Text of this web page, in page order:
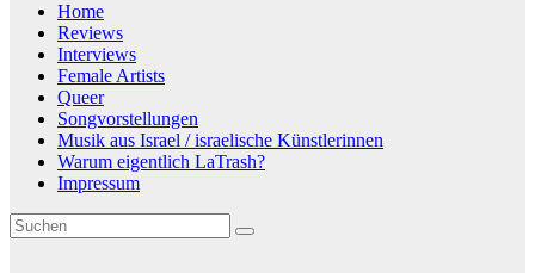
Home
Reviews
Interviews
Female Artists
Queer
Songvorstellungen
Musik aus Israel / israelische Künstlerinnen
Warum eigentlich LaTrash?
Impressum